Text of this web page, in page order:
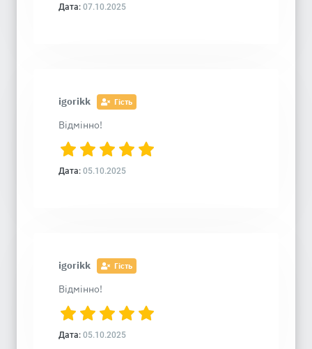
Дата: 07.10.2025
igorikk Гість
Відмінно!
Дата: 05.10.2025
igorikk Гість
Відмінно!
Дата: 05.10.2025